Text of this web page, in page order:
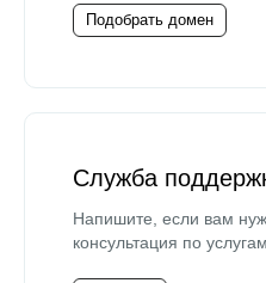
Подобрать домен
Служба
Напишите, если вам
консультация по услугам.